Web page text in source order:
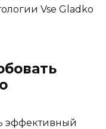
Vse Gladko
эффективный